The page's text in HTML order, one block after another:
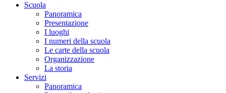
Scuola
Panoramica
Presentazione
I luoghi
I numeri della scuola
Le carte della scuola
Organizzazione
La storia
Servizi
Panoramica